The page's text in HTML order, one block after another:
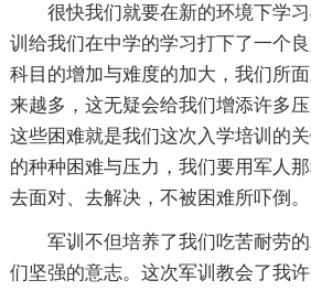
很快我们就要在新的环境下学
训给我们在中学的学习打下了一个
科目的增加与难度的加大，我们所
来越多，这无疑会给我们增添许多
这些困难就是我们这次入学培训的
的种种困难与压力，我们要用军人
去面对、去解决，不被困难所吓倒。
军训不但培养了我们吃苦耐劳
们坚强的意志。这次军训教会了我